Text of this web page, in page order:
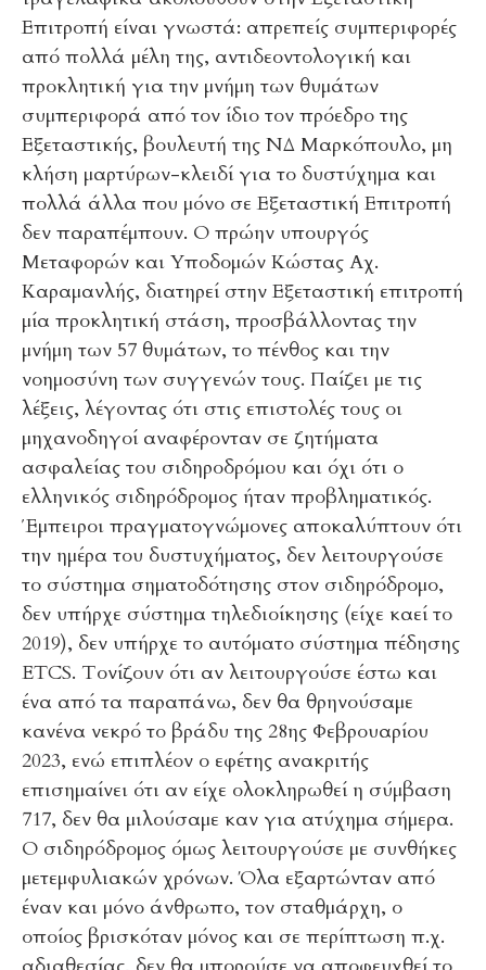
Επιτροπή είναι γνωστά: απρεπείς συμπεριφορές
από πολλά μέλη της, αντιδεοντολογική και
προκλητική για την μνήμη των θυμάτων
συμπεριφορά από τον ίδιο τον πρόεδρο της
Εξεταστικής, βουλευτή της ΝΔ Μαρκόπουλο, μη
κλήση μαρτύρων-κλειδί για το δυστύχημα και
πολλά άλλα που μόνο σε Εξεταστική Επιτροπή
δεν παραπέμπουν. Ο πρώην υπουργός
Μεταφορών και Υποδομών Κώστας Αχ.
Καραμανλής, διατηρεί στην Εξεταστική επιτροπή
μία προκλητική στάση, προσβάλλοντας την
μνήμη των 57 θυμάτων, το πένθος και την
νοημοσύνη των συγγενών τους. Παίζει με τις
λέξεις, λέγοντας ότι στις επιστολές τους οι
μηχανοδηγοί αναφέρονταν σε ζητήματα
ασφαλείας του σιδηροδρόμου και όχι ότι ο
ελληνικός σιδηρόδρομος ήταν προβληματικός.
Έμπειροι πραγματογνώμονες αποκαλύπτουν ότι
την ημέρα του δυστυχήματος, δεν λειτουργούσε
το σύστημα σηματοδότησης στον σιδηρόδρομο,
δεν υπήρχε σύστημα τηλεδιοίκησης (είχε καεί το
2019), δεν υπήρχε το αυτόματο σύστημα πέδησης
ETCS. Τονίζουν ότι αν λειτουργούσε έστω και
ένα από τα παραπάνω, δεν θα θρηνούσαμε
κανένα νεκρό το βράδυ της 28ης Φεβρουαρίου
2023, ενώ επιπλέον ο εφέτης ανακριτής
επισημαίνει ότι αν είχε ολοκληρωθεί η σύμβαση
717, δεν θα μιλούσαμε καν για ατύχημα σήμερα.
Ο σιδηρόδρομος όμως λειτουργούσε με συνθήκες
μετεμφυλιακών χρόνων. Όλα εξαρτώνταν από
έναν και μόνο άνθρωπο, τον σταθμάρχη, ο
οποίος βρισκόταν μόνος και σε περίπτωση π.χ.